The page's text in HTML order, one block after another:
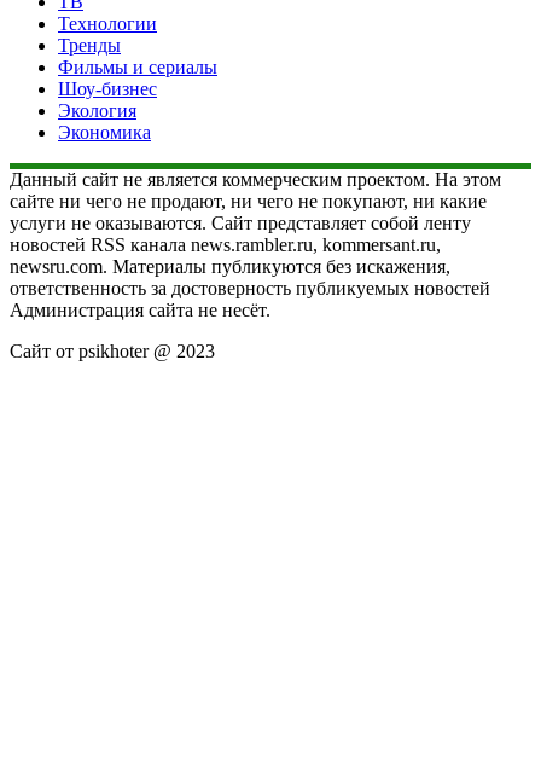
Технологии
Тренды
Фильмы и сериалы
Шоу-бизнес
Экология
Экономика
Данный сайт не является коммерческим проектом. На этом
сайте ни чего не продают, ни чего не покупают, ни какие
услуги не оказываются. Сайт представляет собой ленту
новостей RSS канала news.rambler.ru, kommersant.ru,
newsru.com. Материалы публикуются без искажения,
ответственность за достоверность публикуемых новостей
Администрация сайта не несёт.
Сайт от psikhoter @ 2023